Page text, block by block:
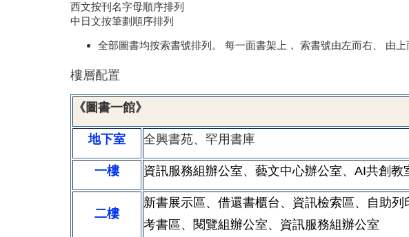
西文按刊名字母順序排列
中日文按筆劃順序排列
全部圖書均按索書號排列。 每一面書架上， 索書號由左而右、 由上
樓層配置
《圖書一館》
地下室 全興書苑、罕用書庫
一樓 資訊服務組辦公室、藝文中心辦公室、AI共創教
二樓
新書展示區、借還書櫃台、資訊檢索區、自助列
考書區、閱覽組辦公室、資訊服務組辦公室